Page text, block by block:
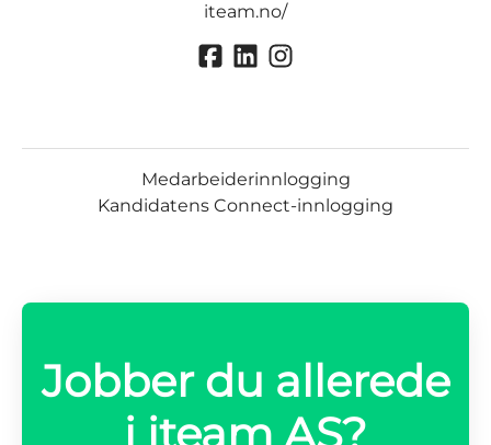
iteam.no/
Medarbeiderinnlogging
Kandidatens Connect-innlogging
Jobber du allerede
i iteam AS?